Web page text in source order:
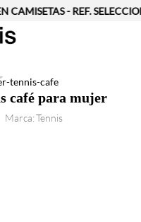
CAMISETAS - REF.
café para mujer
Tennis